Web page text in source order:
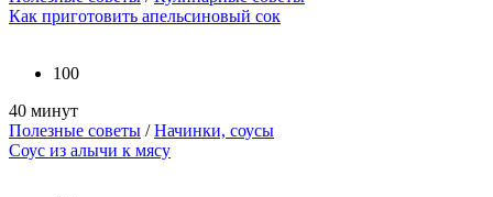
Как приготовить апельсиновый сок
100
40 минут
Полезные советы /Начинки, соусы
Соус из алычи к мясу